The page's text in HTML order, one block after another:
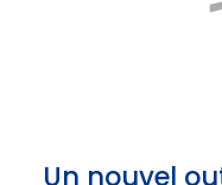
Un nouvel